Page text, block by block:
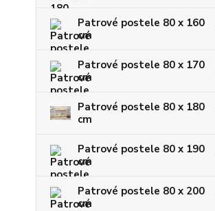
Patrové postele 80 x 160
cm
Patrové postele 80 x 170
cm
Patrové postele 80 x 180
cm
Patrové postele 80 x 190
cm
Patrové postele 80 x 200
cm